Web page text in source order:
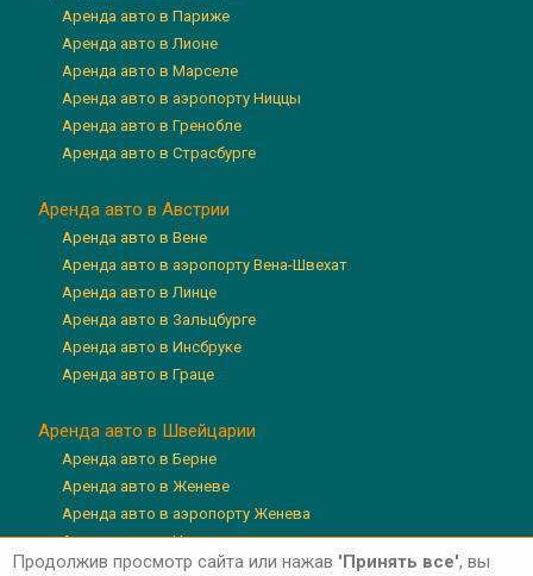
Аренда авто в Париже
Аренда авто в Лионе
Аренда авто в Марселе
Аренда авто в аэропорту Ниццы
Аренда авто в Гренобле
Аренда авто в Страсбурге
Аренда авто в Австрии
Аренда авто в Вене
Аренда авто в аэропорту Вена-Швехат
Аренда авто в Линце
Аренда авто в Зальцбурге
Аренда авто в Инсбруке
Аренда авто в Граце
Аренда авто в Швейцарии
Аренда авто в Берне
Аренда авто в Женеве
Аренда авто в аэропорту Женева
Аренда авто в Цюрихе
Аренда авто в аэропорту Цюрих
Продолжив просмотр сайта или нажав 'Принять все', вы